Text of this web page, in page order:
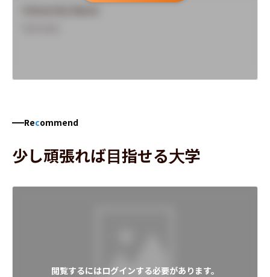
Recommend
少し頑張れば目指せる大学
閲覧するにはログインする必要があります。